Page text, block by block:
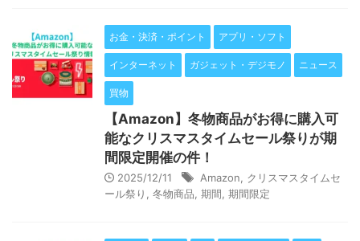
お金・決済・ポイント アプリ・ソフト
インターネット ガジェット・デジモノ ニュース
買物
【Amazon】冬物商品がお得に購入可
能なクリスマスタイムセール祭りが期
間限定開催の件！
2025/12/11 Amazon
クリスマスタイムセ
ール祭り
冬物商品 期間 期間限定